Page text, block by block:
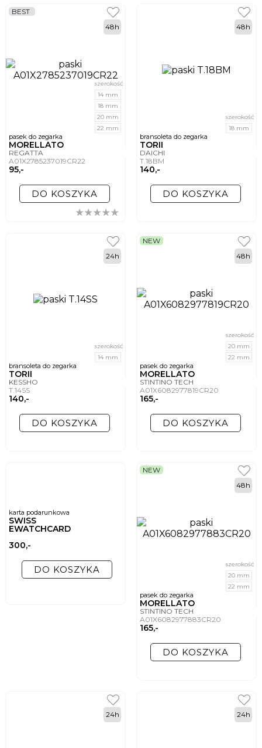
pasek do zegarka
MORELLATO
REGATTA
A01X2785237019CR22
95,-
BEST
szerokość
14 mm
18 mm
20 mm
22 mm
48h
DO KOSZYKA
bransoleta do zegarka
TORII
DAICHI
T.18BM
140,-
szerokość
18 mm
48h
DO KOSZYKA
bransoleta do zegarka
TORII
KESSHO
T.14SS
140,-
szerokość
14 mm
24h
DO KOSZYKA
pasek do zegarka
MORELLATO
STINTINO TECH
A01X6082977819CR20
165,-
NEW
szerokość
20 mm
22 mm
48h
DO KOSZYKA
karta podarunkowa
SWISS
EWATCHCARD
300,-
DO KOSZYKA
pasek do zegarka
MORELLATO
STINTINO TECH
A01X6082977883CR20
165,-
NEW
szerokość
20 mm
22 mm
48h
DO KOSZYKA
24h 24h